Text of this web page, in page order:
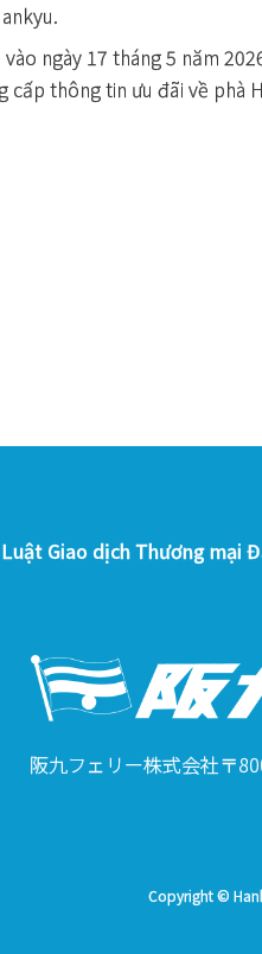
ngày 17 tháng 5 năm
thông tin ưu đãi về phà
Giao dịch Thương mại
阪九フェリー株式会社〒
Copyright ©